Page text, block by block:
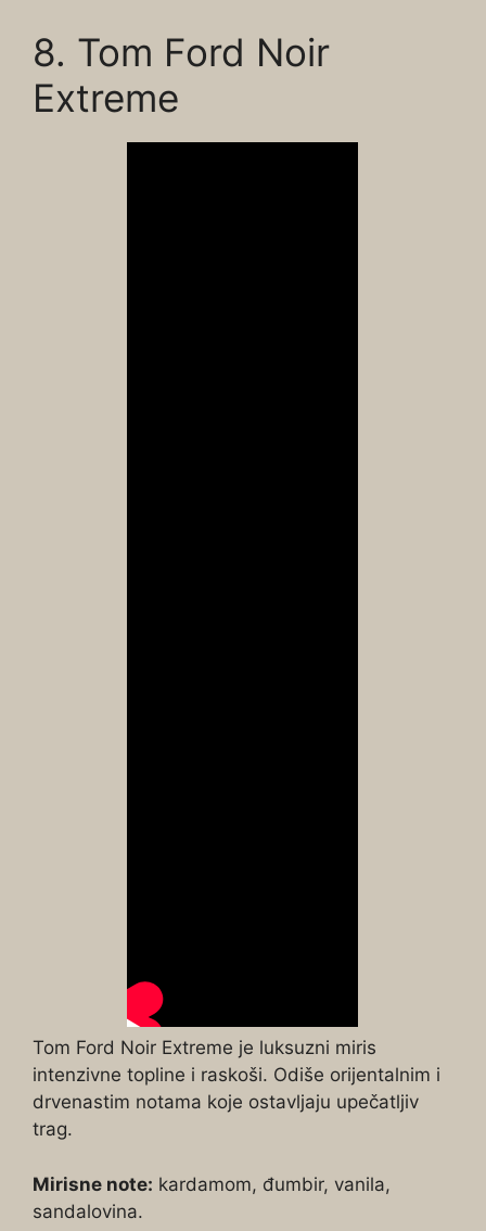
8. Tom Ford Noir
Extreme
Tom Ford Noir Extreme je luksuzni miris
intenzivne topline i raskoši. Odiše orijentalnim i
drvenastim notama koje ostavljaju upečatljiv
trag.
Mirisne note: kardamom, đumbir, vanila,
sandalovina.